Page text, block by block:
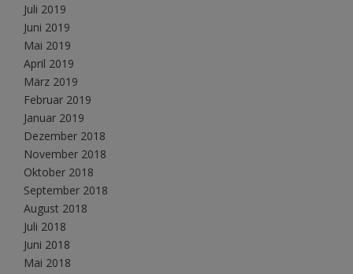
Juli 2019
Juni 2019
Mai 2019
April 2019
März 2019
Februar 2019
Januar 2019
Dezember 2018
November 2018
Oktober 2018
September 2018
August 2018
Juli 2018
Juni 2018
Mai 2018